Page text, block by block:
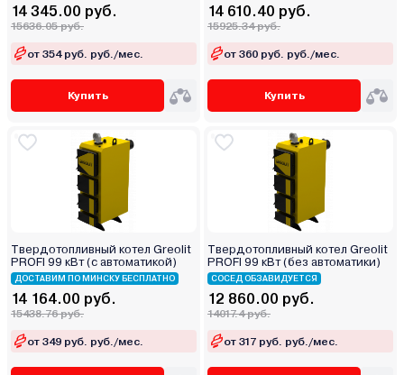
14 345.00 руб.
15636.05 руб.
от 354 руб. руб./мес.
Купить
14 610.40 руб.
15925.34 руб.
от 360 руб. руб./мес.
Купить
Твердотопливный котел Greolit
PROFI 99 кВт (с автоматикой)
ДОСТАВИМ ПО МИНСКУ БЕСПЛАТНО
14 164.00 руб.
15438.76 руб.
от 349 руб. руб./мес.
Твердотопливный котел Greolit
PROFI 99 кВт (без автоматики)
СОСЕД ОБЗАВИДУЕТСЯ
12 860.00 руб.
14017.4 руб.
от 317 руб. руб./мес.